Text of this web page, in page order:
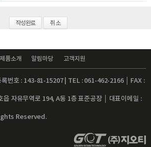
취소
제품소개 알림마당 고객지원
록번호 : 143-81-15207 | TEL : 061-462-2166 │ FAX :
읍 자유무역로 194, A동 1층 표준공장 │ 대표이메일 :
Reserved.